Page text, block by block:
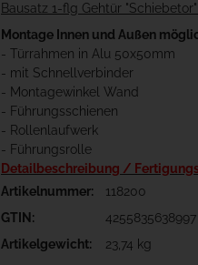
Bausatz 1-flg Gehtür "Schiebetor"
Montage Innen und Außen
- Türrahmen in Alu 50x50mm
- mit Schnellverbinder
- Montagewinkel Wand
- Führungsschienen
- Rollenlaufwerk
- Führungsrolle
Detailbeschreibung /
Artikelnummer:
118200
GTIN:
4255835638997
Artikelgewicht:
23,74 kg